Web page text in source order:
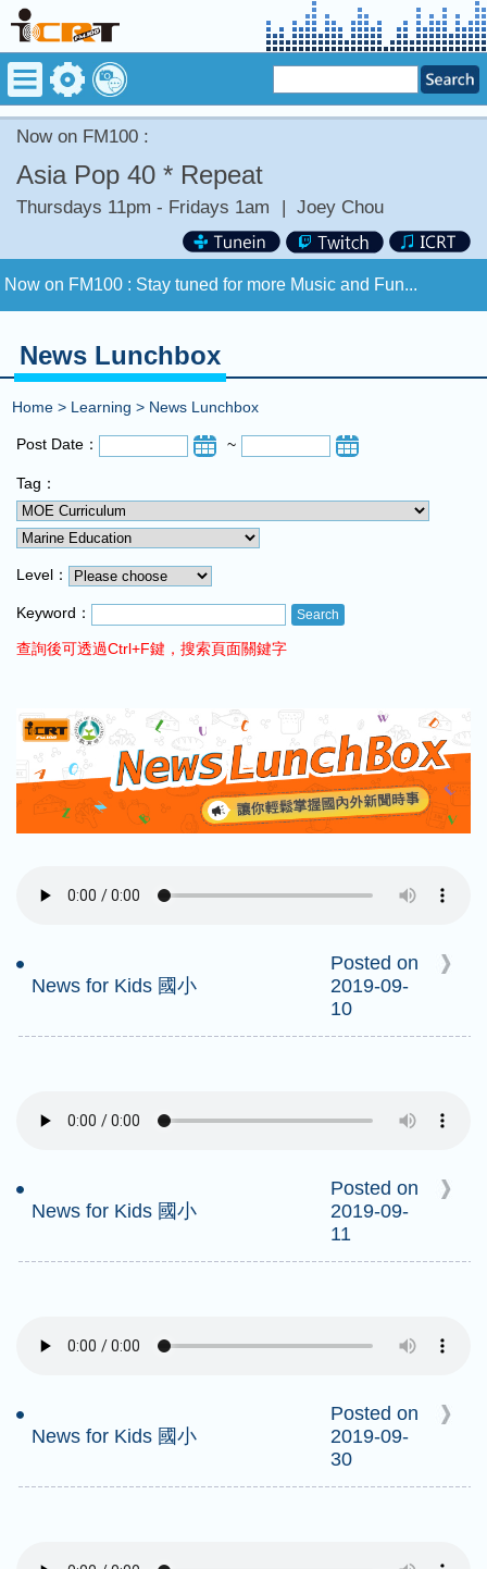
Now on FM100 :
Asia Pop 40 * Repeat
Thursdays 11pm - Fridays 1am | Joey Chou
Now on FM100 : Stay tuned for more Music and Fun...
Now on FM100 :Stay tuned for more Music and Fun...
COMING UP :
NEXT PROGRAM :ICRT Automated Music Mix
News Lunchbox
Home > Learning > News Lunchbox
Post Date： ~
Tag：
Level：
Keyword：
查詢後可透過Ctrl+F鍵，搜索頁面關鍵字
News for Kids 國小
Posted on
2019-09-
10
News for Kids 國小
Posted on
2019-09-
11
News for Kids 國小
Posted on
2019-09-
30